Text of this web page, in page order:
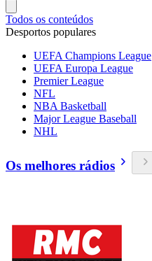
Todos os conteúdos
Desportos populares
UEFA Champions League
UEFA Europa League
Premier League
NFL
NBA Basketball
Major League Baseball
NHL
Os melhores rádios